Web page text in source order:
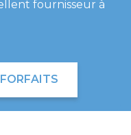
fournisseur à